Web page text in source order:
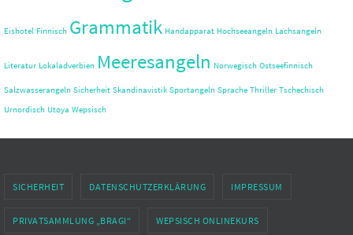
Eishotel Finnisch Grammatik Handapparat Hochseeangeln Lachsangeln
Literatur Lokaladverbien Meeresangeln Norwegisch Ostseefinnisch
Salzwasserangeln Sicherheit Skandinavistik Sportangeln Sprache Thriller Tschechisch
Urnordisch Utøya Wepsisch
SICHERHEIT DATENSCHUTZERKLÄRUNG IMPRESSUM
PRIVATSAMMLUNG „BRAGI“ WEPSISCH ONLINEKURS